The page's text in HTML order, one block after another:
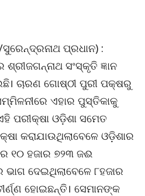
ପ୍ରଧାନ) :
ସଂସ୍କୃତି ଜ୍ଞାନ
ଚାରଣ ଗୋଷ୍ଠୀ ପୁରୀ ପକ୍ଷରୁ
ଏହାର ପୁସ୍ତିକାକୁ
ପରୀକ୍ଷା ଓଡ଼ିଶା ସମେତ
କରାଯାଉଥିଲାବେଳେ ଓଡ଼ିଶାର
୧୦ ହଜାର ୭୨୩ ଜଈ
ଭାଗ ଦେଇଥିଲାବେଳେ ୮ହଜାର
ହୋଇଛନ୍ତି। ସେମାନଙ୍କ